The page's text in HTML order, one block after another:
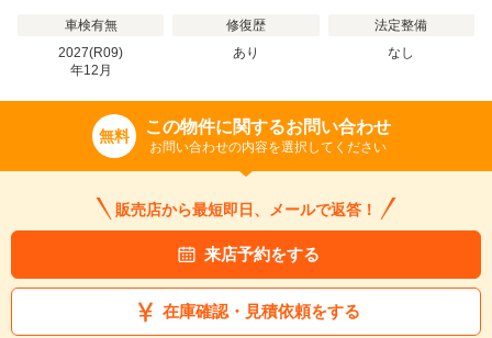
車検有無
2027(R09)
年12 月
修復歴
あり
法定整備
なし
無料 この物件に関するお問い合わせ
お問い合わせの内容を選択してください
販売店から最短即日、メールで返答！
来店予約をする
在庫確認・見積依頼をする